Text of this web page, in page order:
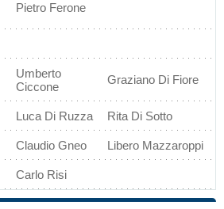
Pietro Ferone
Umberto
Ciccone
Graziano Di Fiore
Luca Di Ruzza Rita Di Sotto
Claudio Gneo Libero Mazzaroppi
Carlo Risi